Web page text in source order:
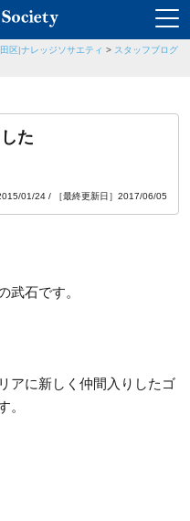
区|ナレッジソサエティ > スタッフブログ
た
01/24 / ［最終更新日］2017/06/05
武石です。
アに新しく仲間入りしたゴ
。